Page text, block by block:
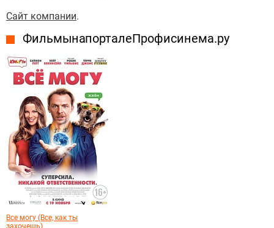
Сайт компании.
Фильмы на портале Профисинема.ру
Все могу (Все, как ты